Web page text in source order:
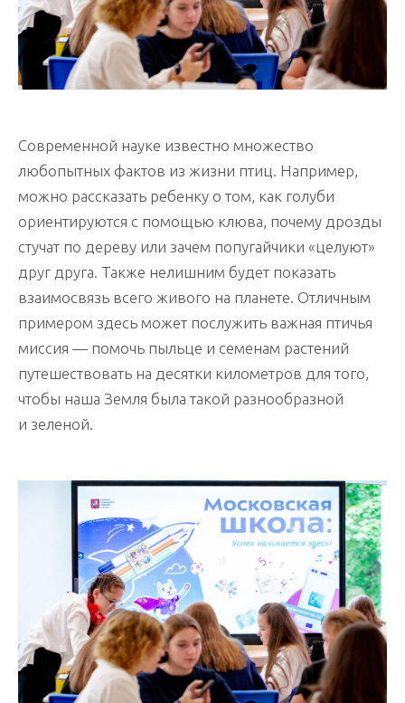
Современной науке известно множество
любопытных фактов из жизни птиц. Например,
можно рассказать ребенку о том, как голуби
ориентируются с помощью клюва, почему дрозды
стучат по дереву или зачем попугайчики «целуют»
друг друга. Также нелишним будет показать
взаимосвязь всего живого на планете. Отличным
примером здесь может послужить важная птичья
миссия — помочь пыльце и семенам растений
путешествовать на десятки километров для того,
чтобы наша Земля была такой разнообразной
и зеленой.